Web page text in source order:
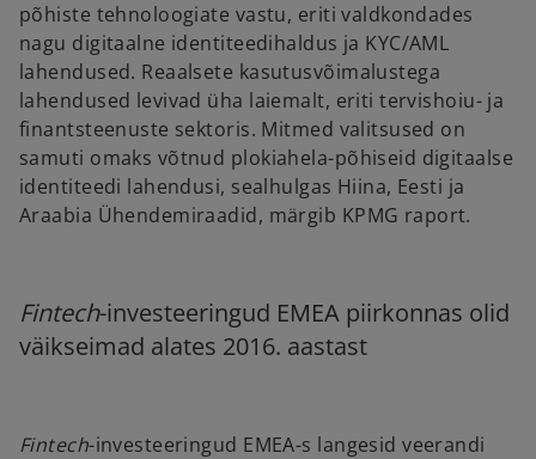
põhiste tehnoloogiate vastu, eriti valdkondades
nagu digitaalne identiteedihaldus ja KYC/AML
lahendused. Reaalsete kasutusvõimalustega
lahendused levivad üha laiemalt, eriti tervishoiu- ja
finantsteenuste sektoris. Mitmed valitsused on
samuti omaks võtnud plokiahela-põhiseid digitaalse
identiteedi lahendusi, sealhulgas Hiina, Eesti ja
Araabia Ühendemiraadid, märgib KPMG raport.
Fintech-investeeringud EMEA piirkonnas olid
väikseimad alates 2016. aastast
Fintech-investeeringud EMEA-s langesid veerandi